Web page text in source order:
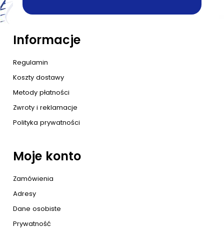
Informacje
Regulamin
Koszty dostawy
Metody płatności
Zwroty i reklamacje
Polityka prywatności
Moje konto
Zamówienia
Adresy
Dane osobiste
Prywatność